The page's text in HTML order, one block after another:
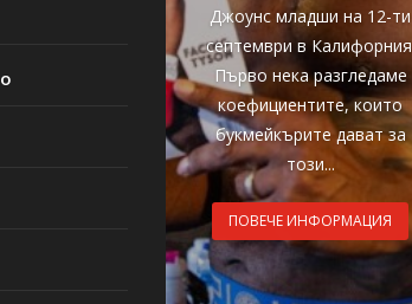
Джоунс младши на 12-ти
септември в
Първо нека разгледаме
коефициентите, които
букмейкърите дават за
този...
ПОВЕЧЕ ИНФОРМАЦИЯ